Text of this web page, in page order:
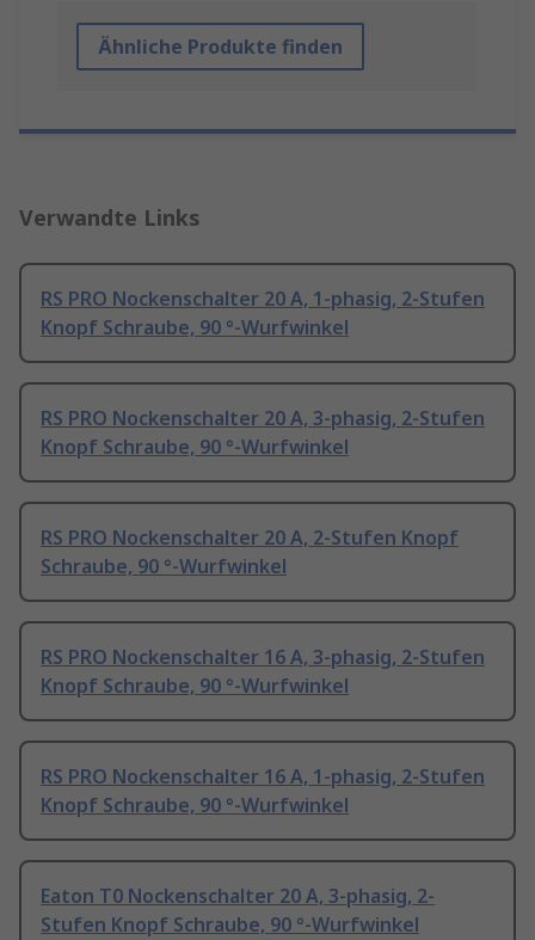
Ähnliche Produkte finden
Verwandte Links
RS PRO Nockenschalter 20 A, 1-phasig, 2-Stufen
Knopf Schraube, 90 °-Wurfwinkel
RS PRO Nockenschalter 20 A, 3-phasig, 2-Stufen
Knopf Schraube, 90 °-Wurfwinkel
RS PRO Nockenschalter 20 A, 2-Stufen Knopf
Schraube, 90 °-Wurfwinkel
RS PRO Nockenschalter 16 A, 3-phasig, 2-Stufen
Knopf Schraube, 90 °-Wurfwinkel
RS PRO Nockenschalter 16 A, 1-phasig, 2-Stufen
Knopf Schraube, 90 °-Wurfwinkel
Eaton T0 Nockenschalter 20 A, 3-phasig, 2-
Stufen Knopf Schraube, 90 °-Wurfwinkel